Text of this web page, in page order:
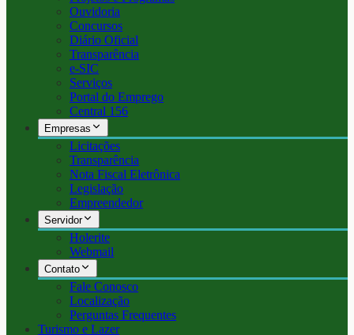
Ouvidoria
Concursos
Diário Oficial
Transparência
e-SIC
Serviços
Portal do Emprego
Central 156
Empresas
Licitações
Transparência
Nota Fiscal Eletrônica
Legislação
Empreendedor
Servidor
Holerite
Webmail
Contato
Fale Conosco
Localização
Perguntas Frequentes
Turismo e Lazer